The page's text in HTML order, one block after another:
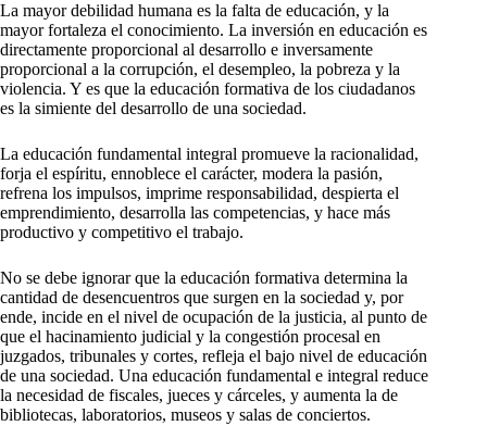
La mayor debilidad humana es la falta de educación, y la
mayor fortaleza el conocimiento. La inversión en educación es
directamente proporcional al desarrollo e inversamente
proporcional a la corrupción, el desempleo, la pobreza y la
violencia. Y es que la educación formativa de los ciudadanos
es la simiente del desarrollo de una sociedad.
La educación fundamental integral promueve la racionalidad,
forja el espíritu, ennoblece el carácter, modera la pasión,
refrena los impulsos, imprime responsabilidad, despierta el
emprendimiento, desarrolla las competencias, y hace más
productivo y competitivo el trabajo.
No se debe ignorar que la educación formativa determina la
cantidad de desencuentros que surgen en la sociedad y, por
ende, incide en el nivel de ocupación de la justicia, al punto de
que el hacinamiento judicial y la congestión procesal en
juzgados, tribunales y cortes, refleja el bajo nivel de educación
de una sociedad. Una educación fundamental e integral reduce
la necesidad de fiscales, jueces y cárceles, y aumenta la de
bibliotecas, laboratorios, museos y salas de conciertos.